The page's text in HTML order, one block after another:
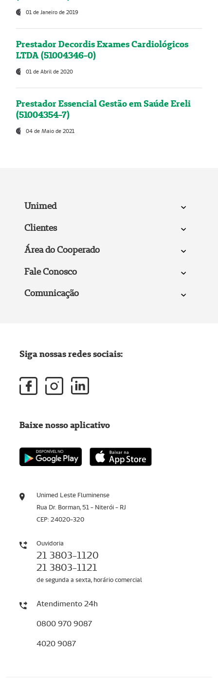
01 de Janeiro de 2019
Prestador Decordis Exames Cardiológicos
LTDA (51004346-0)
01 de Abril de 2020
Prestador Essencial Gestão em Saúde Ereli
(51004354-7)
04 de Maio de 2021
Unimed
Clientes
Área do Cooperado
Fale Conosco
Comunicação
Unimed Leste Fluminense
Rua Dr. Borman, 51 - Niterói - RJ
CEP: 24020-320
Ouvidoria
21 3803-1120
21 3803-1121
de segunda a sexta, horário comercial
Atendimento 24h
0800 970 9087
4020 9087
Siga nossas redes sociais:
Baixe nosso aplicativo